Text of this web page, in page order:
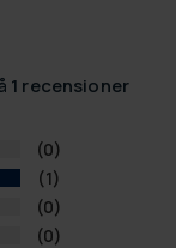
1 recensioner
0
1
0
0